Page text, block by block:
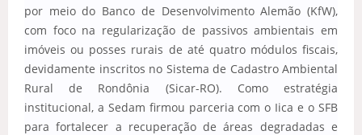
por meio do Banco de Desenvolvimento Alemão (KfW),
com foco na regularização de passivos ambientais em
imóveis ou posses rurais de até quatro módulos fiscais,
devidamente inscritos no Sistema de Cadastro Ambiental
Rural de Rondônia (Sicar-RO). Como estratégia
institucional, a Sedam firmou parceria com o Iica e o SFB
para fortalecer a recuperação de áreas degradadas e